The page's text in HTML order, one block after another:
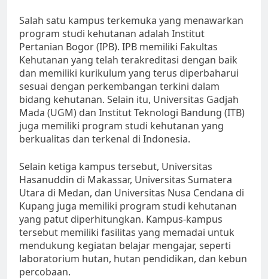
Salah satu kampus terkemuka yang menawarkan
program studi kehutanan adalah Institut
Pertanian Bogor (IPB). IPB memiliki Fakultas
Kehutanan yang telah terakreditasi dengan baik
dan memiliki kurikulum yang terus diperbaharui
sesuai dengan perkembangan terkini dalam
bidang kehutanan. Selain itu, Universitas Gadjah
Mada (UGM) dan Institut Teknologi Bandung (ITB)
juga memiliki program studi kehutanan yang
berkualitas dan terkenal di Indonesia.
Selain ketiga kampus tersebut, Universitas
Hasanuddin di Makassar, Universitas Sumatera
Utara di Medan, dan Universitas Nusa Cendana di
Kupang juga memiliki program studi kehutanan
yang patut diperhitungkan. Kampus-kampus
tersebut memiliki fasilitas yang memadai untuk
mendukung kegiatan belajar mengajar, seperti
laboratorium hutan, hutan pendidikan, dan kebun
percobaan.